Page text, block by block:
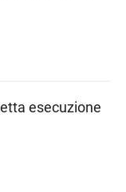
esecuzione